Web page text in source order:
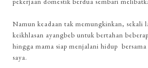
Namun keadaan tak memungkinkan, sekali
keikhlasan ayangbeb untuk bertahan
hingga mama siap menjalani hidup
saya.